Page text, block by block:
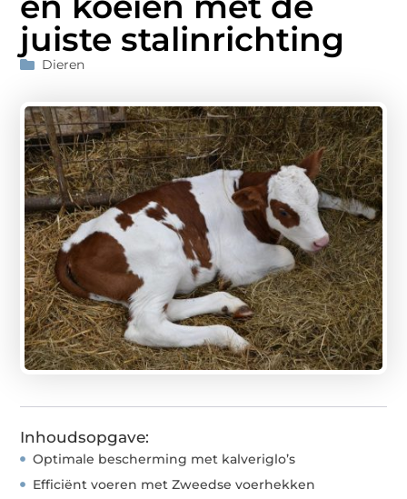
juiste stalinrichting
Dieren
Inhoudsopgave:
Optimale bescherming met kalveriglo’s
Efficiënt voeren met Zweedse voerhekken